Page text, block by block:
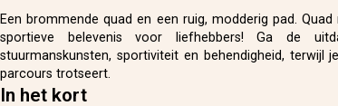
Een brommende quad en een ruig, modderig pad.
sportieve belevenis voor liefhebbers! Ga de
stuurmanskunsten, sportiviteit en behendigheid, terwijl
parcours trotseert.
In het kort